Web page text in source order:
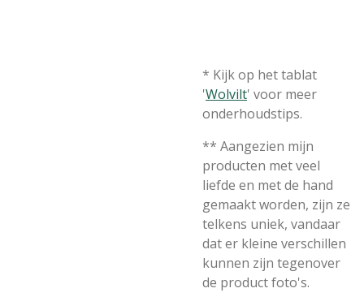
* Kijk op het tablat
'Wolvilt' voor meer
onderhoudstips.
** Aangezien mijn
producten met veel
liefde en met de hand
gemaakt worden, zijn ze
telkens uniek, vandaar
dat er kleine verschillen
kunnen zijn tegenover
de product foto's.